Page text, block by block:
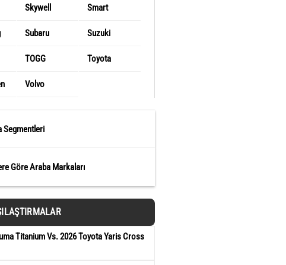
Skywell Smart
Subaru Suzuki
TOGG Toyota
Volvo
Segmentleri
Göre Araba Markaları
Titanium Vs. 2026 Toyota Yaris Cross